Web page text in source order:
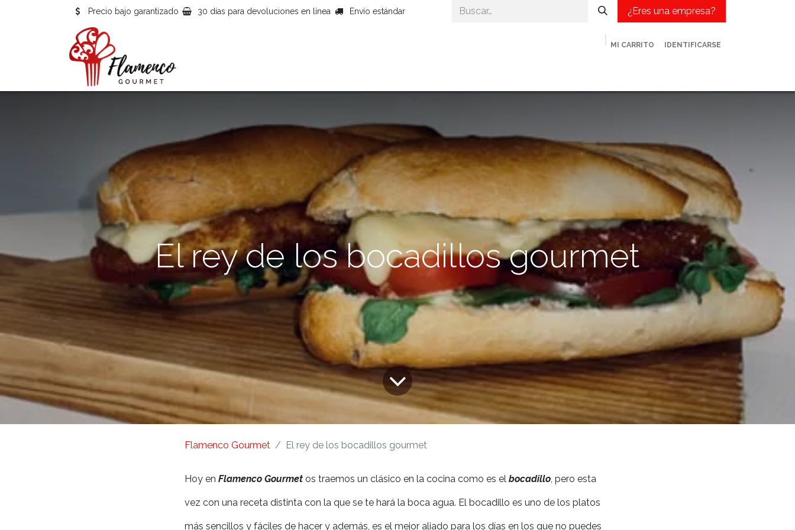
Precio bajo garantizado 30 días para devoluciones en línea Envío estándar ¿Eres una empresa?
MI CARRITO IDENTIFICARSE
El rey de los bocadillos gourmet
Flamenco Gourmet El rey de los bocadillos gourmet
Hoy en Flamenco Gourmet os traemos un clásico en la cocina como es el bocadillo, pero esta
vez con una receta distinta con la que se te hará la boca agua. El bocadillo es uno de los platos
más sencillos y fáciles de hacer y además, es el mejor aliado para los días en los que no puedes